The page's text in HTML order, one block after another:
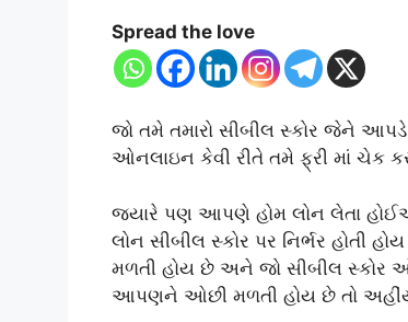
Spread the love
જો તમે તમારો સીબીલ સ્કોર જેને આપડે
ઓનલાઇન કેવી રીતે તમે ફ્રી માં ચેક
જ્યારે પણ આપણે હોમ લોન લેતા
લોન સીબીલ સ્કોર પર નિર્ભર હોતી
મળતી હોય છે અને જો સીબીલ સ્કોર
આપણને ઓછી મળતી હોય છે તો